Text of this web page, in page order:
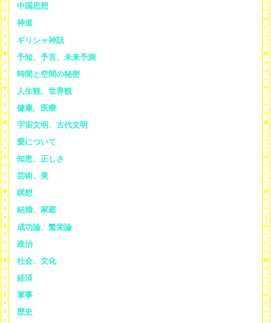
中国思想
神道
ギリシャ神話
予知、予言、未来予測
時間と空間の秘密
人生観、世界観
健康、医療
宇宙文明、古代文明
愛について
知恵、正しさ
芸術、美
瞑想
結婚、家庭
成功論、繁栄論
政治
社会、文化
経済
軍事
歴史